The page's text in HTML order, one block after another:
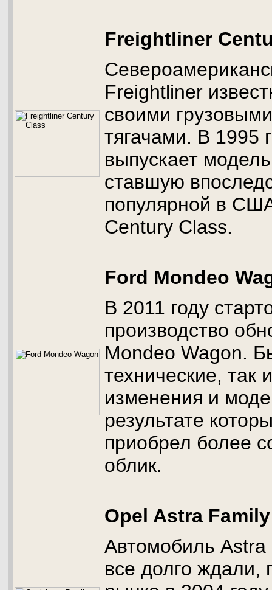
Freightliner
Freightliner
своими
тягачами. В 1995
выпускает
ставшую
популярной в
Century Class.
Ford Mondeo
В 2011 году
производство
Mondeo Wagon.
технические, так
изменения и
результате
приобрел более
облик.
Opel Astra
Автомобиль
все долго ждали,